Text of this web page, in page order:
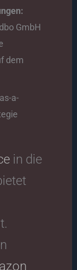
GmbH
dem
a-
in die